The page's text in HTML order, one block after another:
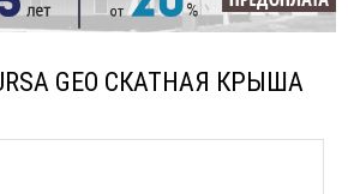
GEO СКАТНАЯ КРЫША